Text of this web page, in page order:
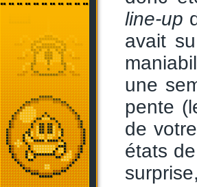
line-up
avait
une
pente
de
états